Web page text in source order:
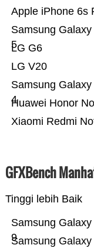
Xiaomi Redmi
Huawei Honor
Samsung
4
LG V20
LG G6
Samsung
5
Apple iPhone 6s
GFXBench
Tinggi lebih Baik
Samsung
Samsung
9